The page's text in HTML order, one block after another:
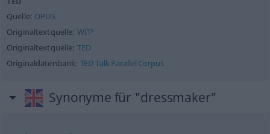
Quelle: OPUS
Originaltextquelle: WIT³
Originaltextquelle: TED
Originaldatenbank: TED Talk Parallel Corpus
Synonyme für "dressmaker"